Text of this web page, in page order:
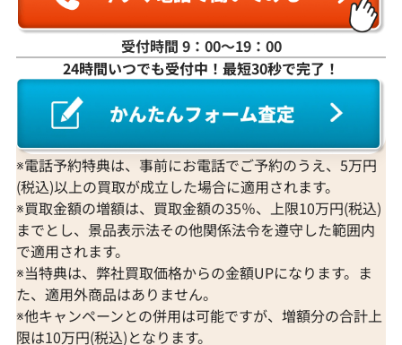
受付時間 9：00〜19：00
24時間いつでも受付中！最短30秒で完了！
※電話予約特典は、事前にお電話でご予約のうえ、5万円
(税込)以上の買取が成立した場合に適用されます。
※買取金額の増額は、買取金額の35％、上限10万円(税込)
までとし、景品表示法その他関係法令を遵守した範囲内
で適用されます。
※当特典は、弊社買取価格からの金額UPになります。ま
た、適用外商品はありません。
※他キャンペーンとの併用は可能ですが、増額分の合計上
限は10万円(税込)となります。